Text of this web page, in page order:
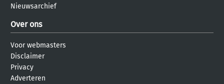
Nieuwsarchief
Over ons
Voor webmasters
Disclaimer
Privacy
Adverteren